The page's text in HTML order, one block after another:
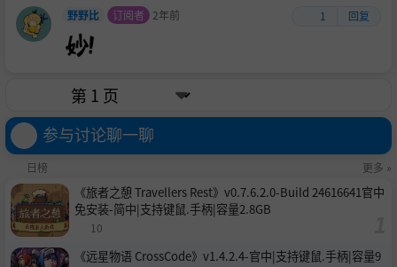
野野比 订阅者 2年前 1 回复
参与讨论聊一聊
日榜 更多 »
《旅者之憩 Travellers Rest》v0.7.6.2.0-Build 24616641官中
免安装-简中|支持键鼠.手柄|容量2.8GB
10
《远星物语 CrossCode》v1.4.2.4-官中|支持键鼠.手柄|容量9